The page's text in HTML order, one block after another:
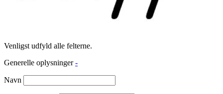
Venligst udfyld alle felterne.
Generelle oplysninger -
Navn